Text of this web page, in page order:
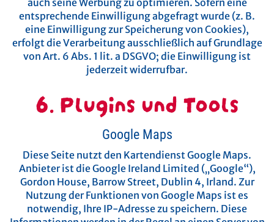
auch seine Werbung zu optimieren. Sofern eine
entsprechende Einwilligung abgefragt wurde (z. B.
eine Einwilligung zur Speicherung von Cookies),
erfolgt die Verarbeitung ausschließlich auf Grundlage
von Art. 6 Abs. 1 lit. a DSGVO; die Einwilligung ist
jederzeit widerrufbar.
6. Plugins und Tools
Google Maps
Diese Seite nutzt den Kartendienst Google Maps.
Anbieter ist die Google Ireland Limited („Google“),
Gordon House, Barrow Street, Dublin 4, Irland. Zur
Nutzung der Funktionen von Google Maps ist es
notwendig, Ihre IP-Adresse zu speichern. Diese